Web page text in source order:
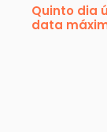
Quinto dia
data